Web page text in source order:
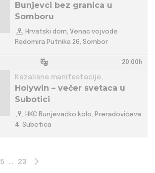
Bunjevci bez granica u
Somboru
Hrvatski dom, Venac vojvode
Radomira Putnika 26, Sombor
20:00h
Kazalisne manifestacije,
Holywin – večer svetaca u
Subotici
HKC Bunjevačko kolo, Preradovićeva
4, Subotica
5 ... 23 Next